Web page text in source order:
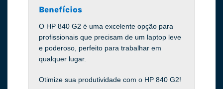
Benefícios
O HP 840 G2 é uma excelente opção para
profissionais que precisam de um laptop leve
e poderoso, perfeito para trabalhar em
qualquer lugar.
Otimize sua produtividade com o HP 840 G2!